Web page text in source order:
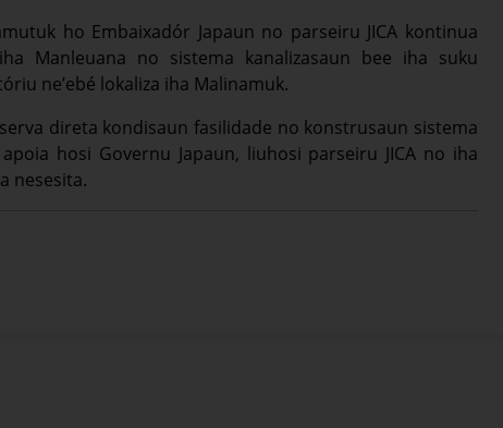
ho Embaixadór Japaun no parseiru JICA kontinua
Manleuana no sistema kanalizasaun bee iha suku
ne’ebé lokaliza iha Malinamuk.
direta kondisaun fasilidade no konstrusaun sistema
hosi Governu Japaun, liuhosi parseiru JICA no iha
nesesita.